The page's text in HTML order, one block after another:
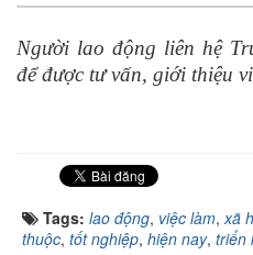
Người lao động liên hệ
để được tư vấn, giới thiệu
Tags: lao động, việc làm,xã
thuộc, tốt nghiệp, hiện nay, triển